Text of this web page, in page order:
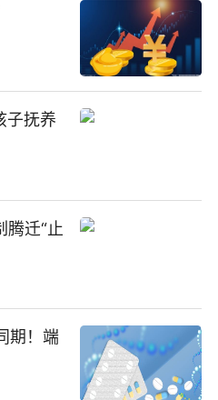
子抚养
腾迁“止
期！端